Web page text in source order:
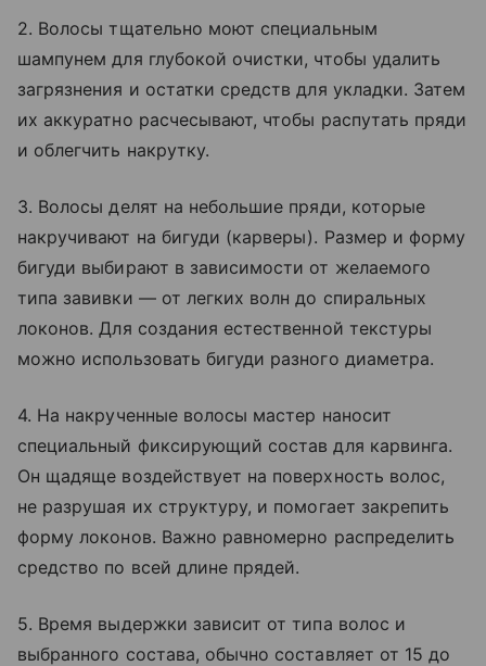
2. Волосы тщательно моют специальным
шампунем для глубокой очистки, чтобы удалить
загрязнения и остатки средств для укладки. Затем
их аккуратно расчесывают, чтобы распутать пряди
и облегчить накрутку.
3. Волосы делят на небольшие пряди, которые
накручивают на бигуди (карверы). Размер и форму
бигуди выбирают в зависимости от желаемого
типа завивки — от легких волн до спиральных
локонов. Для создания естественной текстуры
можно использовать бигуди разного диаметра.
4. На накрученные волосы мастер наносит
специальный фиксирующий состав для карвинга.
Он щадяще воздействует на поверхность волос,
не разрушая их структуру, и помогает закрепить
форму локонов. Важно равномерно распределить
средство по всей длине прядей.
5. Время выдержки зависит от типа волос и
выбранного состава, обычно составляет от 15 до